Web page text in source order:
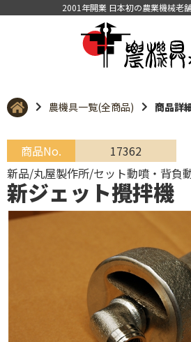
2001年開業 日本初の農業機械老
農機具一覧(全商品) 商品詳
商品No.
17362
新品/丸屋製作所/セット動噴・背負
新ジェット攪拌機